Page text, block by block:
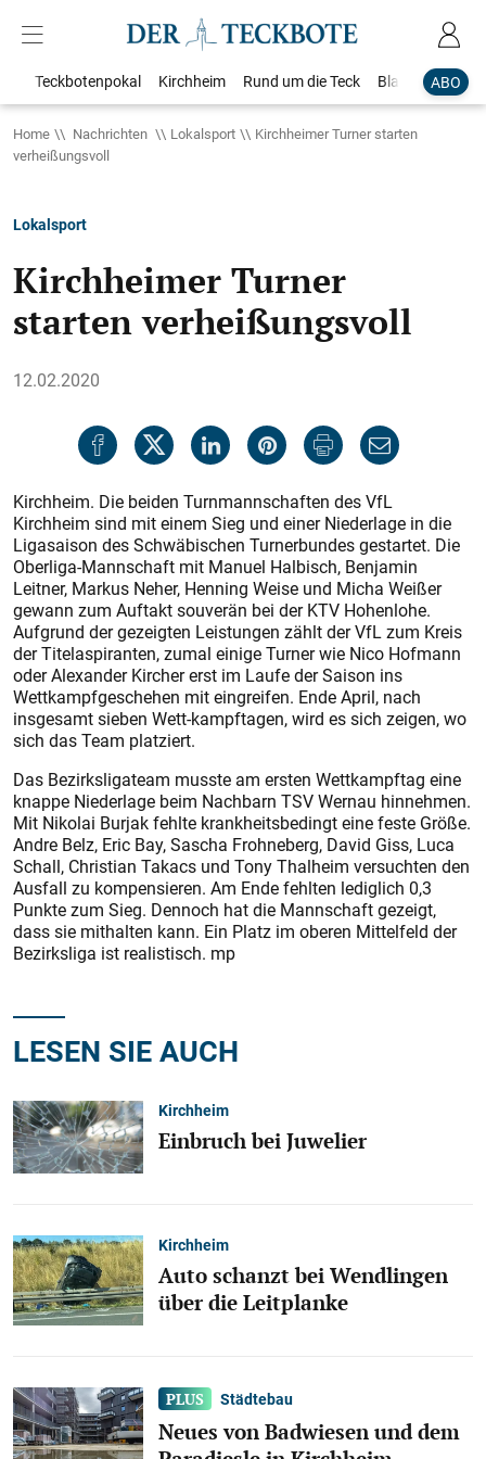
ABO
Teckbotenpokal Kirchheim Rund um die Teck Blaulicht
Home Nachrichten Lokalsport
Kirchheimer Turner starten
verheißungsvoll
Lokalsport
Kirchheimer Turner
starten verheißungsvoll
12.02.2020
Kirchheim. Die beiden Turnmannschaften des VfL
Kirchheim sind mit einem Sieg und einer Niederlage in die
Ligasaison des Schwäbischen Turnerbundes gestartet. Die
Oberliga-Mannschaft mit Manuel Halbisch, Benjamin
Leitner, Markus Neher, Henning Weise und Micha Weißer
gewann zum Auftakt souverän bei der KTV Hohenlohe.
Aufgrund der gezeigten Leistungen zählt der VfL zum Kreis
der Titelaspiranten, zumal einige Turner wie Nico Hofmann
oder Alexander Kircher erst im Laufe der Saison ins
Wettkampfgeschehen mit eingreifen. Ende April, nach
insgesamt sieben Wett-kampftagen, wird es sich zeigen, wo
sich das Team platziert.
Das Bezirksligateam musste am ersten Wettkampftag eine
knappe Niederlage beim Nachbarn TSV Wernau hinnehmen.
Mit Nikolai Burjak fehlte krankheitsbedingt eine feste Größe.
Andre Belz, Eric Bay, Sascha Frohneberg, David Giss, Luca
Schall, Christian Takacs und Tony Thalheim versuchten den
Ausfall zu kompensieren. Am Ende fehlten lediglich 0,3
Punkte zum Sieg. Dennoch hat die Mannschaft gezeigt,
dass sie mithalten kann. Ein Platz im oberen Mittelfeld der
Bezirksliga ist realistisch. mp
LESEN SIE AUCH
Kirchheim
Einbruch bei Juwelier
Kirchheim
Auto schanzt bei Wendlingen
über die Leitplanke
Städtebau
Neues von Badwiesen und dem